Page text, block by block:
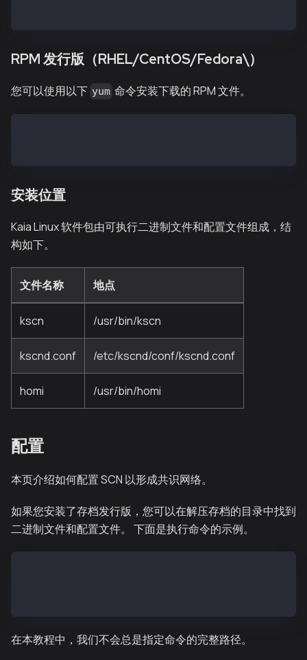
RPM 发行版（RHEL/CentOS/Fedora\）
您可以使用以下 yum 命令安装下载的 RPM 文件。
安装位置
Kaia Linux 软件包由可执行二进制文件和配置文件组成，结
构如下。
文件名称 地点
kscn /usr/bin/kscn
kscnd.conf /etc/kscnd/conf/kscnd.conf
homi /usr/bin/homi
配置
本页介绍如何配置 SCN 以形成共识网络。
如果您安装了存档发行版，您可以在解压存档的目录中找到
二进制文件和配置文件。 下面是执行命令的示例。
在本教程中，我们不会总是指定命令的完整路径。